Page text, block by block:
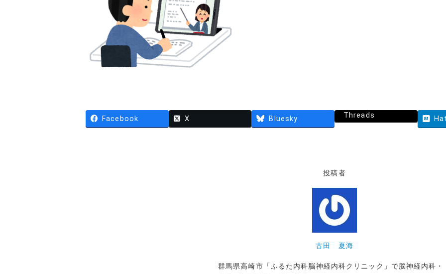
Facebook X Bluesky Threads
投稿者
古田 夏海
群馬県高崎市「ふるた内科脳神経内科クリニック」で脳神経内科・